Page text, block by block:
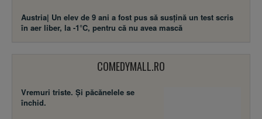
Austria| Un elev de 9 ani a fost pus să susţină un test scris
în aer liber, la -1°C, pentru că nu avea mască
COMEDYMALL.RO
Vremuri triste. Şi păcănelele se
închid.